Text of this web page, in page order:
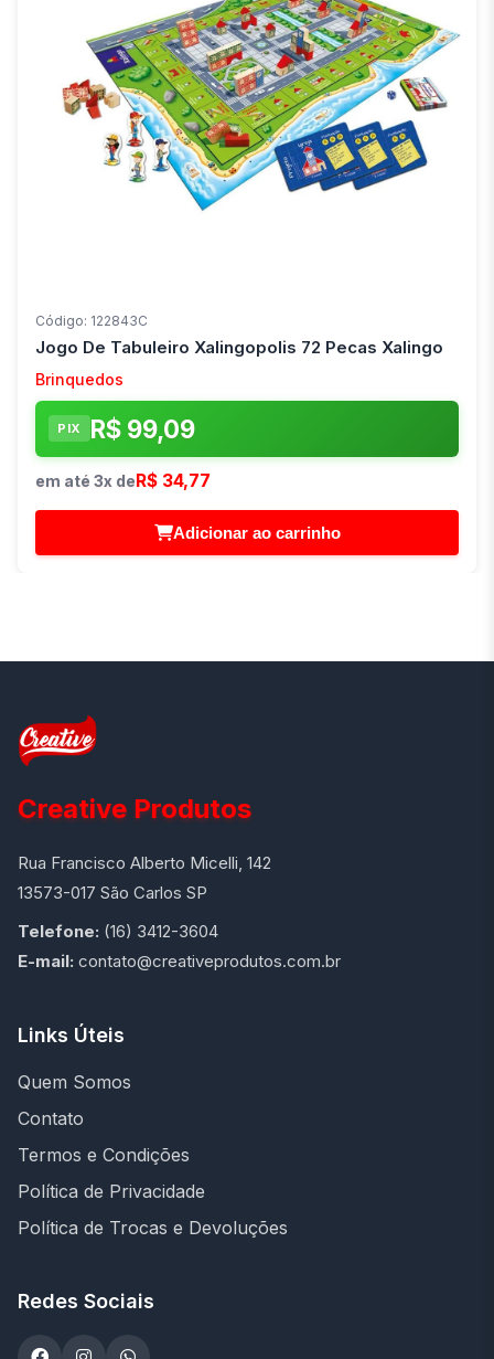
Código: 122843C
Jogo De Tabuleiro Xalingopolis 72 Pecas Xalingo
Brinquedos
PIX R$ 99,09
em até 3x deR$ 34,77
Adicionar ao carrinho
Creative Produtos
Rua Francisco Alberto Micelli, 142
13573-017 São Carlos SP
Telefone: (16) 3412-3604
E-mail: contato@creativeprodutos.com.br
Links Úteis
Quem Somos
Contato
Termos e Condições
Política de Privacidade
Política de Trocas e Devoluções
Redes Sociais